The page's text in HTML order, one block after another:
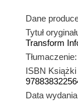
Dane
Tytuł
Transform
Tłumaczenie:
ISBN
Data